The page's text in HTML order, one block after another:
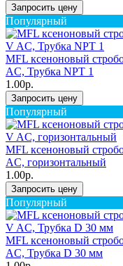
Запросить цену
Популярный
MFL ксеноновый
AC, Трубка NPT 1
1.00р.
Запросить цену
Популярный
MFL ксеноновый
AC, горизонтальный
1.00р.
Запросить цену
Популярный
MFL ксеноновый
AC, Трубка D 30 мм